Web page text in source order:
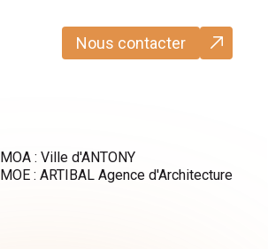
Nous contacter
MOA : Ville d'ANTONY
MOE : ARTIBAL Agence d'Architecture